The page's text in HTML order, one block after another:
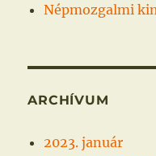
Népmozgalmi
ARCHÍVUM
2023. január